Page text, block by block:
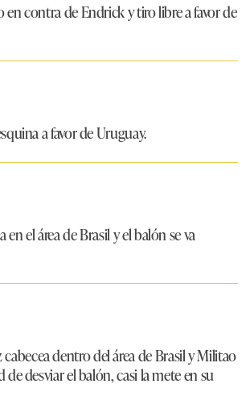
en contra de Endrick y tiro libre a favor de
a favor de Uruguay.
en el área de Brasil y el balón se va
dentro del área de Brasil y Militao
desviar el balón, casi la mete en su